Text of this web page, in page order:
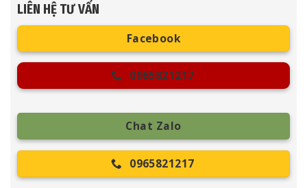
LIÊN HỆ TƯ VẤN
Facebook
0965821217
Chat Zalo
0965821217